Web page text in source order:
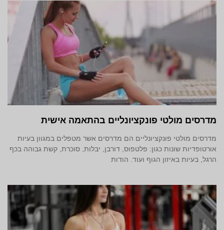
מדרסים מולטי פונקציונליים בהתאמה אישית
מדרסים מולטי פונקציונליים הם מדרסים אשר מטפלים במגוון בעיות
אורטופדיות שונות כגון: פלטפוס, דורבן, יבלות, סוכרת, קשת גבוהה בכף
הרגל, בעיות באיזון הגוף ועוד. הודות